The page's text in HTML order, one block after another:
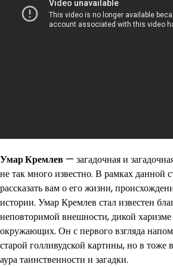
Умар Кремлев — загадочная и
не так много известно. В рамках данной
рассказать вам о его жизни,
истории. Умар Кремлев стал известен
неповторимой внешности, дикой
окружающих. Он с первого взгляда
старой голливудской картины, но в тоже
аура таинственности и загадки.